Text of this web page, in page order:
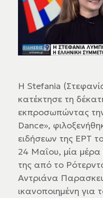
Η Stefania
κατέκτησε τη
εκπροσωπώντας
Dance»,
ειδήσεων της ΕΡΤ
24 Μαΐου, μία μέρα
της από το
Αντριάνα
ικανοποιημένη για